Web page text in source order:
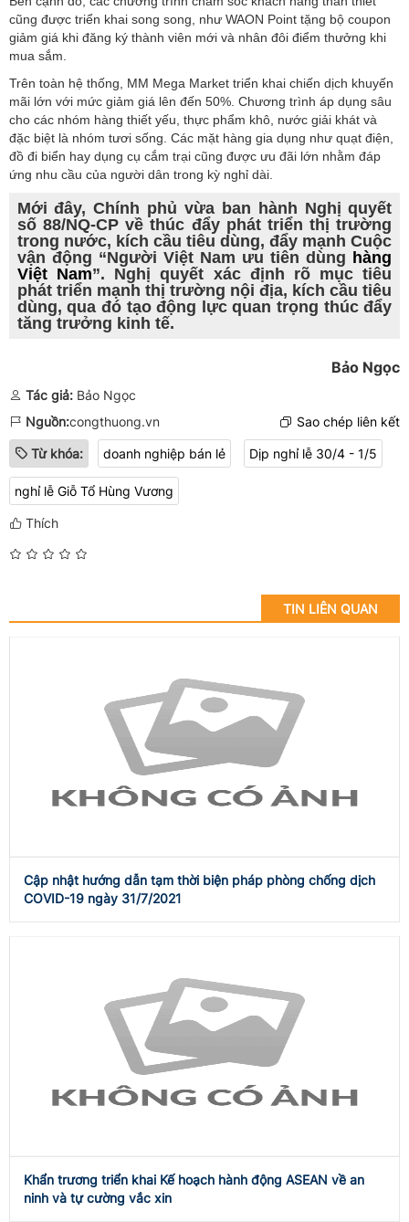
cũng được triển khai song song, như WAON Point tặng bộ coupon
giảm giá khi đăng ký thành viên mới và nhân đôi điểm thưởng khi
mua sắm.
Trên toàn hệ thống, MM Mega Market triển khai chiến dịch khuyến
mãi lớn với mức giảm giá lên đến 50%. Chương trình áp dụng sâu
cho các nhóm hàng thiết yếu, thực phẩm khô, nước giải khát và
đặc biệt là nhóm tươi sống. Các mặt hàng gia dụng như quạt điện,
đồ đi biển hay dụng cụ cắm trại cũng được ưu đãi lớn nhằm đáp
ứng nhu cầu của người dân trong kỳ nghỉ dài.
Mới đây, Chính phủ vừa ban hành Nghị quyết
số 88/NQ-CP về thúc đẩy phát triển thị trường
trong nước, kích cầu tiêu dùng, đẩy mạnh Cuộc
vận động “Người Việt Nam ưu tiên dùng hàng
Việt Nam”. Nghị quyết xác định rõ mục tiêu
phát triển mạnh thị trường nội địa, kích cầu tiêu
dùng, qua đó tạo động lực quan trọng thúc đẩy
tăng trưởng kinh tế.
Bảo Ngọc
Tác giả: Bảo Ngọc
Nguồn:congthuong.vn Sao chép liên kết
Từ khóa: doanh nghiệp bán lẻ Dịp nghỉ lễ 30/4 - 1/5
nghỉ lễ Giỗ Tổ Hùng Vương
Thích
TIN LIÊN QUAN
Cập nhật hướng dẫn tạm thời biện pháp phòng chống dịch
COVID-19 ngày 31/7/2021
Khẩn trương triển khai Kế hoạch hành động ASEAN về an
ninh và tự cường vắc xin